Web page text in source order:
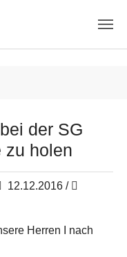
der SG
zu holen
12.12.2016 /
Herren I nach